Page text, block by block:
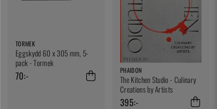
TORMEK
Eggskydd 60 x 305 mm, 5-
pack - Tormek
70:- PHAIDON
The Kitchen Studio - Culinary
Creations by Artists
395:-